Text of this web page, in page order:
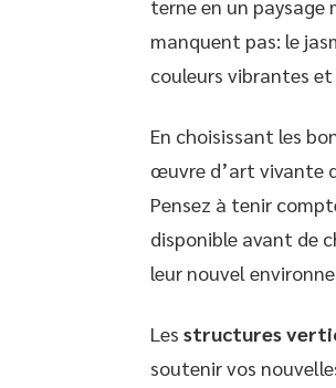
terne en un
manquent pas: le
couleurs vibrantes
En choisissant les
œuvre d’art vivante
Pensez à tenir
disponible avant de
leur nouvel
Les structures
soutenir vos